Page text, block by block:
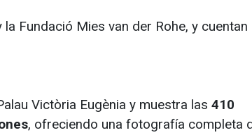
la Fundació Mies van der Rohe, y cuentan
Victòria Eugènia y muestra las 410
, ofreciendo una fotografía completa